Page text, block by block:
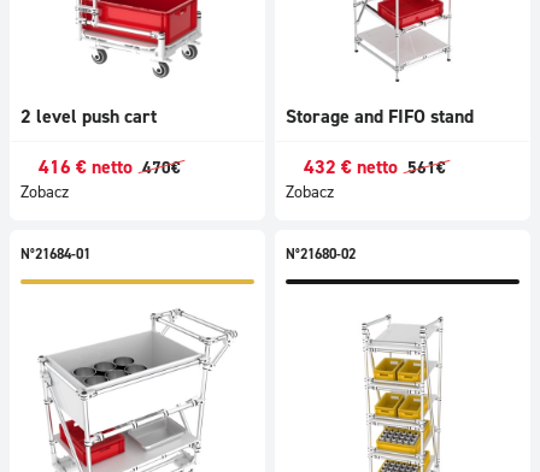
2 level push cart
416 € netto 470€
Zobacz
Storage and FIFO stand
432 € netto 561€
Zobacz
N°21684-01 N°21680-02